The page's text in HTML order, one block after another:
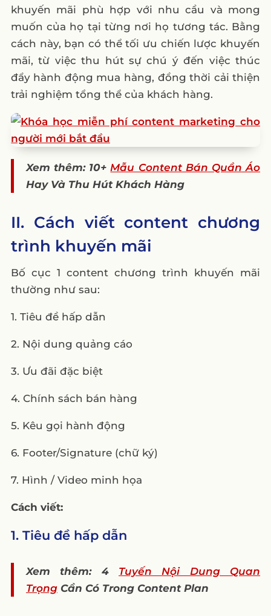
Mẫu 9: Thiết bị gia dụng
Mẫu 10: Đồ thể thao
IV. 4 Hình Thức Content Chương Trình
Khuyến Mãi phổ biến
1. Content Thông Báo Khuyến Mãi
3. Content Tặng Quà, Giveaway
4. Content Tương Tác Khách Hàng
Lời kết
khuyến mãi phù hợp với nhu cầu và mong
muốn của họ tại từng nơi họ tương tác. Bằng
cách này, bạn có thể tối ưu chiến lược khuyến
mãi, từ việc thu hút sự chú ý đến việc thúc
đẩy hành động mua hàng, đồng thời cải thiện
trải nghiệm tổng thể của khách hàng.
Xem thêm: 10+ Mẫu Content Bán Quần Áo
Hay Và Thu Hút Khách Hàng
II. Cách viết content chương
trình khuyến mãi
Bố cục 1 content chương trình khuyến mãi
thường như sau:
1. Tiêu đề hấp dẫn
2. Nội dung quảng cáo
3. Ưu đãi đặc biệt
4. Chính sách bán hàng
5. Kêu gọi hành động
6. Footer/Signature (chữ ký)
7. Hình / Video minh họa
Cách viết:
1. Tiêu đề hấp dẫn
Xem thêm: 4 Tuyến Nội Dung Quan
TrọngCần Có Trong Content Plan